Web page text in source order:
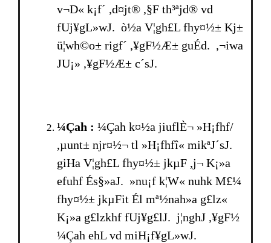
v¬D« k¡f´ ,d¤jt® ,§F th³ªjd® vd
fUj¥gL»wJ. ò½a V¦gh£L fhy¤½± Kj±
ü¦wh©o± rigf´ ,¥gF½Æ± guÉd. ,¬iwa
JU¡» ,¥gF½Æ± c´sJ.
¼Çah : ¼Çah k¤½a jiuflÈ¬ »H¡fhf/
,µunt± njr¤½¬ tl »H¡fhfî« mikªJ´sJ.
giHa V¦gh£L fhy¤½± jkµF ,j¬ K¡»a
efuhf És§»aJ. »nu¡f k¦W« nuhk M£¼
fhy¤½± jkµFit Él mª½nah»a g£lz«
K¡»a g£lzkhf fUj¥g£lJ. j¦nghJ ,¥gF½
¼Çah ehL vd miH¡f¥gL»wJ.